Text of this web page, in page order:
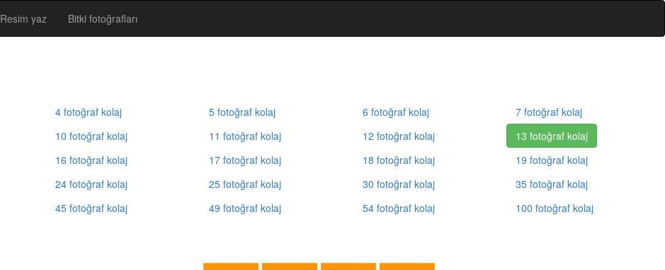
Resim yaz Bitki fotoğrafları
4 fotoğraf kolaj 5 fotoğraf kolaj 6 fotoğraf kolaj
7 fotoğraf kolaj
10 fotoğraf kolaj 11 fotoğraf kolaj 12 fotoğraf kolaj
13 fotoğraf kolaj
16 fotoğraf kolaj 17 fotoğraf kolaj 18 fotoğraf kolaj
19 fotoğraf kolaj
24 fotoğraf kolaj 25 fotoğraf kolaj 30 fotoğraf kolaj
35 fotoğraf kolaj
45 fotoğraf kolaj 49 fotoğraf kolaj 54 fotoğraf kolaj 100 fotoğraf kolaj